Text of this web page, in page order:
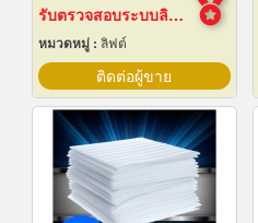
รับตรวจสอบระบบลิฟต์ ซ่อมบำรุงรักษา Maintenance
หมวดหมู่ : ลิฟต์
ติดต่อผู้ขาย